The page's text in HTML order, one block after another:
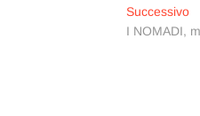
Successivo
I NOMADI,